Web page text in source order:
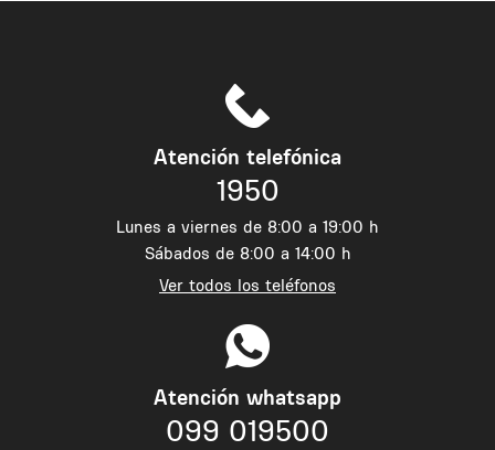
Atención telefónica
1950
Lunes a viernes de 8:00 a 19:00 h
Sábados de 8:00 a 14:00 h
Ver todos los teléfonos
Atención whatsapp
099 019500